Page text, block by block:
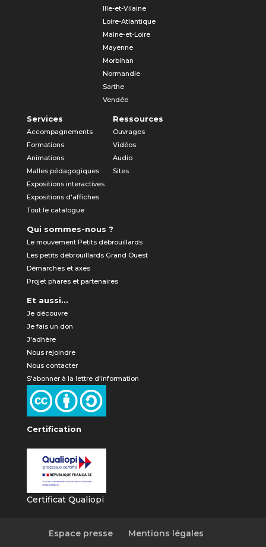
Ille-et-Vilaine
Loire-Atlantique
Maine-et-Loire
Mayenne
Morbihan
Normandie
Sarthe
Vendée
Services
Accompagnements
Formations
Animations
Malles pédagogiques
Expositions interactives
Expositions d'affiches
Tout le catalogue
Ressources
Ouvrages
Vidéos
Audio
Sites
Qui sommes-nous ?
Le mouvement Petits débrouillards
Les petits débrouillards Grand Ouest
Démarches et axes
Projet phares et partenaires
Et aussi...
Je découvre
Je fais un don
J'adhère
Nous rejoindre
Nous contacter
S'abonner à la lettre d'information
Certification
Certificat Qualiopi
Espace presse Mentions légales